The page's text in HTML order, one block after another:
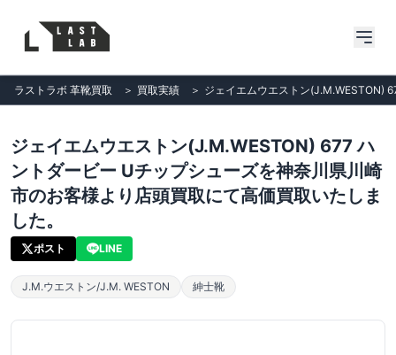
ラストラボ 革靴買取 ＞ 買取実績 ＞ ジェイエムウエストン(J.M.WESTON)
ジェイエムウエストン(J.M.WESTON) 677 ハ
ントダービー Uチップシューズを神奈川県川崎
市のお客様より店頭買取にて高価買取いたしま
した。
ポスト LINE
J.M.ウエストン/J.M. WESTON 紳士靴